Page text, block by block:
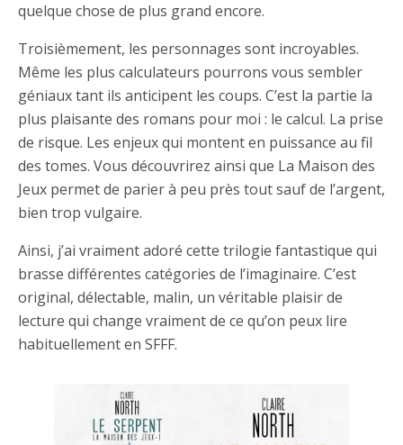
quelque chose de plus grand encore.
Troisièmement, les personnages sont incroyables.
Même les plus calculateurs pourrons vous sembler
géniaux tant ils anticipent les coups. C’est la partie la
plus plaisante des romans pour moi : le calcul. La prise
de risque. Les enjeux qui montent en puissance au fil
des tomes. Vous découvrirez ainsi que La Maison des
Jeux permet de parier à peu près tout sauf de l’argent,
bien trop vulgaire.
Ainsi, j’ai vraiment adoré cette trilogie fantastique qui
brasse différentes catégories de l’imaginaire. C’est
original, délectable, malin, un véritable plaisir de
lecture qui change vraiment de ce qu’on peux lire
habituellement en SFFF.